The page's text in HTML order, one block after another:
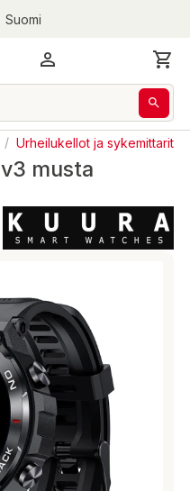
Suomi
/ Urheilukellot ja sykemittarit
musta